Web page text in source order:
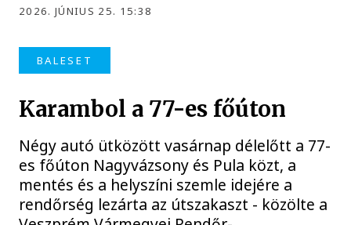
2026. JÚNIUS 25. 15:38
BALESET
Karambol a 77-es főúton
Négy autó ütközött vasárnap délelőtt a 77-
es főúton Nagyvázsony és Pula közt, a
mentés és a helyszíni szemle idejére a
rendőrség lezárta az útszakaszt - közölte a